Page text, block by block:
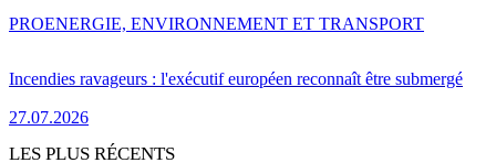
Incendies ravageurs : l'exécutif européen reconnaît être submergé
27.07.2026
PROENERGIE, ENVIRONNEMENT ET TRANSPORT
LES PLUS RÉCENTS